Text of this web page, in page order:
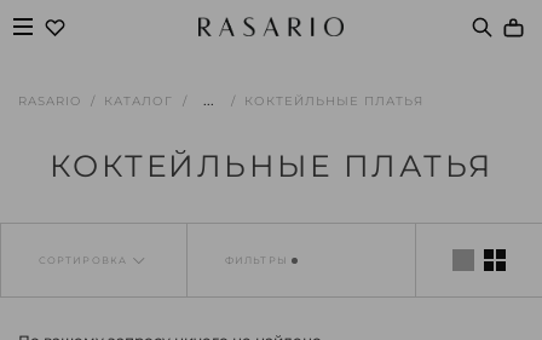
RASARIO КАТАЛОГ ... КОКТЕЙЛЬНЫЕ ПЛАТЬЯ
КОКТЕЙЛЬНЫЕ ПЛАТЬЯ
СОРТИРОВКА ФИЛЬТРЫ